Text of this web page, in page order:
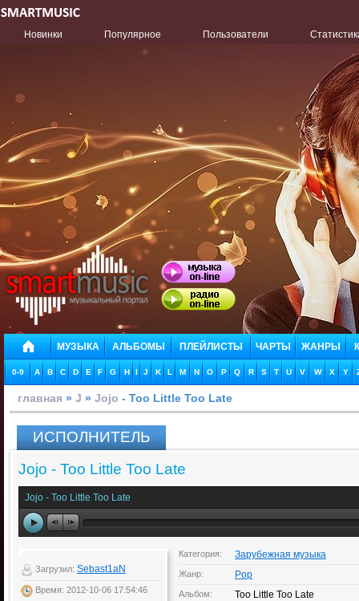
Новинки Популярное Пользователи
МУЗЫКА АЛЬБОМЫ ПЛЕЙЛИСТЫ ЧАРТЫ ЖАНРЫ
0-9 A B C D E F G H I J K L M N O P Q R S T U V W X Y
главная » J » Jojo - Too Little Too Late
ИСПОЛНИТЕЛЬ
Jojo - Too Little Too Late
Jojo - Too Little Too Late
Загрузил: Sebast1aN
Время: 2012-10-06 17:54:46
Категория: Зарубежная музыка
Жанр: Pop
Альбом: Too Little Too Late